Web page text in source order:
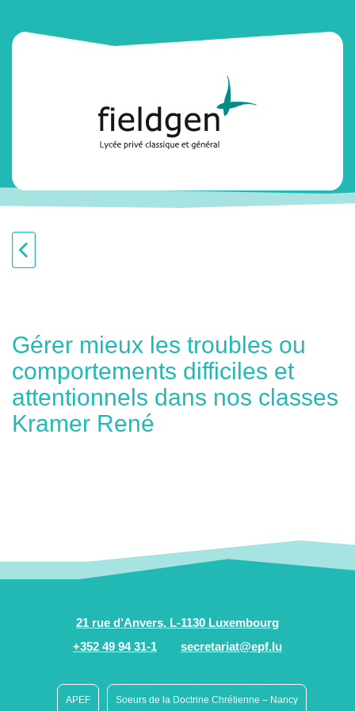
Gérer mieux les troubles ou
comportements difficiles et
attentionnels dans nos classes
Kramer René
21 rue d’Anvers, L-1130 Luxembourg
+352 49 94 31-1
secretariat@epf.lu
APEF Soeurs de la Doctrine Chrétienne – Nancy